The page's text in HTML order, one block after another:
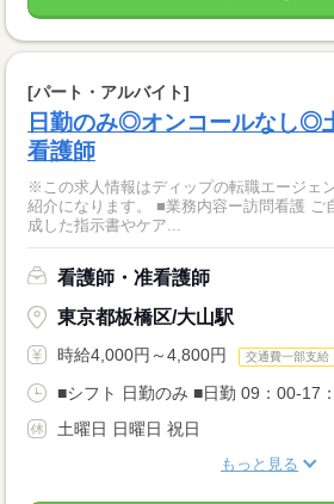
[パート・アルバイト]
日勤のみ◎オンコールなし◎
看護師
※この求人情報はディップの転職エージェ
紹介になります。 ■業務内容ー訪問看護 ご
成した指示書やケア...
看護師・准看護師
東京都板橋区/大山駅
時給4,000円～4,800円 交通費一部支給
■シフト 日勤のみ ■日勤 09：00-17：
土曜日 日曜日 祝日
もっと見る